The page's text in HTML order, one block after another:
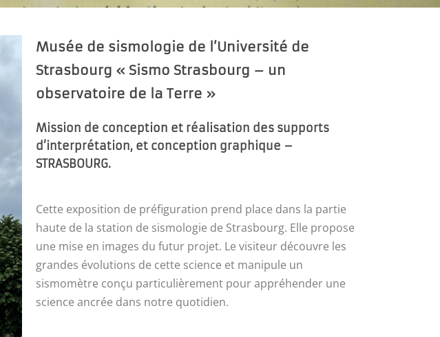
Musée de sismologie de l’Université de
Strasbourg « Sismo Strasbourg – un
observatoire de la Terre »
Mission de conception et réalisation des supports
d’interprétation, et conception graphique –
STRASBOURG.
Cette exposition de préfiguration prend place dans la partie
haute de la station de sismologie de Strasbourg. Elle propose
une mise en images du futur projet. Le visiteur découvre les
grandes évolutions de cette science et manipule un
sismomètre conçu particulièrement pour appréhender une
science ancrée dans notre quotidien.